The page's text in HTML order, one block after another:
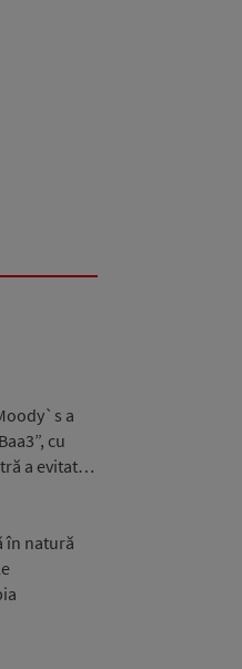
a
cu
a evitat…
în natură